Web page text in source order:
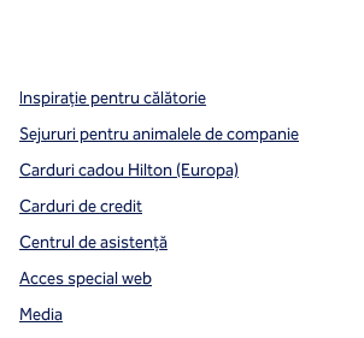
Inspirație pentru călătorie
Sejururi pentru animalele de companie
Carduri cadou Hilton (Europa)
Carduri de credit
Centrul de asistență
Acces special web
Media